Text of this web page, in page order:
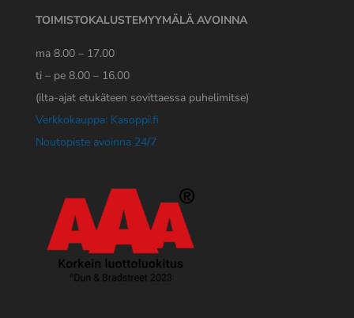
TOIMISTOKALUSTEMYYMÄLÄ AVOINNA
ma 8.00 – 17.00
ti – pe 8.00 – 16.00
(ilta-ajat etukäteen sovittaessa puhelimitse)
Verkkokauppa: Kasoppi.fi
Noutopiste avoinna 24/7